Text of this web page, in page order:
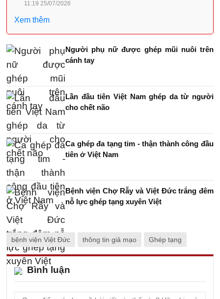
11:19 25/07/2026
Xem thêm
Người phụ nữ được ghép mũi nuôi trên
cánh tay
Lần đầu tiên Việt Nam ghép da từ người
cho chết não
Ca ghép đa tạng tim - thận thành công đầu
tiên ở Việt Nam
Bệnh viện Chợ Rẫy và Việt Đức trắng đêm
nỗ lực ghép tạng xuyên Việt
bệnh viện Việt Đức thông tin giả mạo Ghép tạng
Bình luận